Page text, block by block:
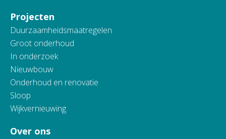
Projecten
Duurzaamheidsmaatregelen
Groot onderhoud
In onderzoek
Nieuwbouw
Onderhoud en renovatie
Sloop
Wijkvernieuwing
Over ons